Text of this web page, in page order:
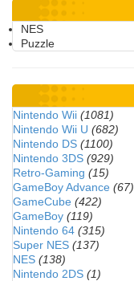
NES
Puzzle
Nintendo Wii (1081)
Nintendo Wii U (682)
Nintendo DS (1100)
Nintendo 3DS (929)
Retro-Gaming (15)
GameBoy Advance (67)
GameCube (422)
GameBoy (119)
Nintendo 64 (315)
Super NES (137)
NES (138)
Nintendo 2DS (1)